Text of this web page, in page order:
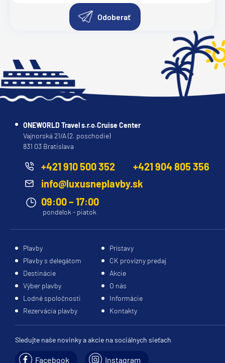
Regent Seven Seas
Seven Seas Explorer®
Seven Seas Navigator®
Seven Seas Splendor™
Ritz-Carlton
Evrima
Ilma
Luminara
Royal Caribbean Cruises
Adventure of the Seas
Allure of the Seas
Anthem of the Seas
Brilliance of the Seas
Enchantment of the Seas
Explorer of the Seas
Freedom of the Seas
Grandeur of the Seas
Harmony of the Seas
Odoberať
ONEWORLD Travel s.r.o.Cruise Center
Vajnorská 21/A (2. poschodie)
831 03 Bratislava
+421 910 500 352
+421 904 805 356
info@luxusneplavby.sk
09:00 – 17:00
pondelok - piatok
Plavby
Prístavy
Plavby s delegátom
CK provízny predaj
Destinácie
Akcie
Výber plavby
O nás
Lodné spoločnosti
Informácie
Rezervácia plavby
Kontakty
Sledujte naše novinky a akcie na sociálnych sieťach
Facebook Instagram